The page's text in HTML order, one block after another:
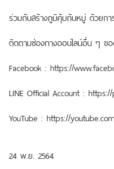
ร่วมกันสร้างภูมิคุ้มกันหมู่ ด้วยกา
ติดตามช่องทางออนไลน์อื่น ๆ ข
Facebook : https://
LINE Official Account :
YouTube : https://
24 พ.ย. 2564